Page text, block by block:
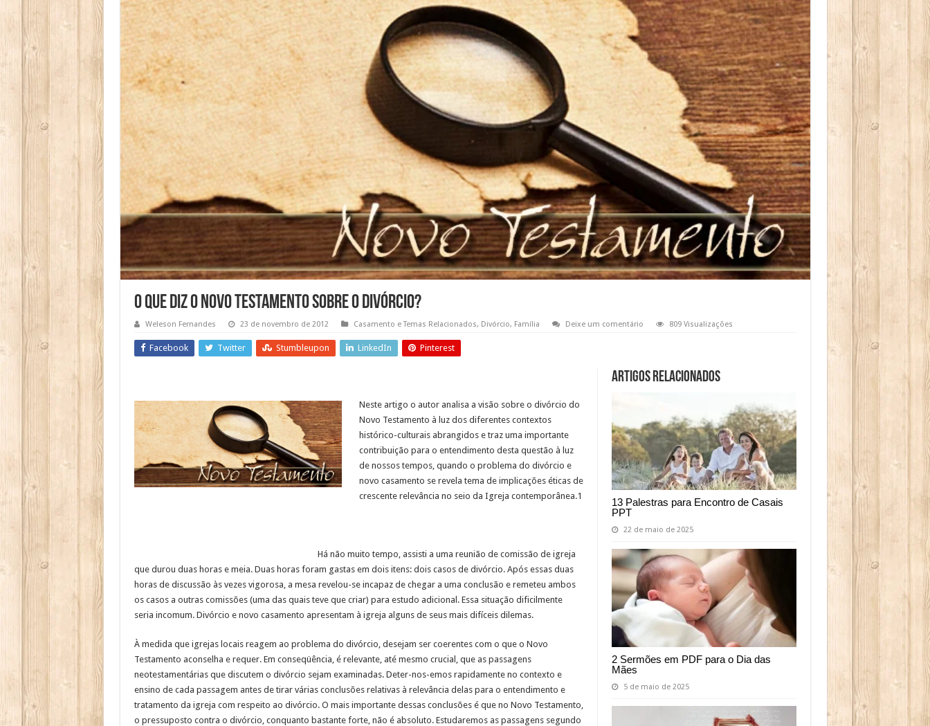
O Que Diz o Novo Testamento Sobre o Divórcio?
Weleson Fernandes 23 de novembro de 2012 Casamento e Temas Relacionados, Divórcio, Família Deixe um comentário 809 Visualizações
Facebook Twitter Stumbleupon LinkedIn Pinterest
Artigos relacionados
13 Palestras para Encontro de Casais
PPT
22 de maio de 2025
2 Sermões em PDF para o Dia das
Mães
5 de maio de 2025
Neste artigo o autor analisa a visão sobre o divórcio do
Novo Testamento à luz dos diferentes contextos
histórico-culturais abrangidos e traz uma importante
contribuição para o entendimento desta questão à luz
de nossos tempos, quando o problema do divórcio e
novo casamento se revela tema de implicações éticas de
crescente relevância no seio da Igreja contemporânea.1
Há não muito tempo, assisti a uma reunião de comissão de igreja
que durou duas horas e meia. Duas horas foram gastas em dois itens: dois casos de divórcio. Após essas duas
horas de discussão às vezes vigorosa, a mesa revelou-se incapaz de chegar a uma conclusão e remeteu ambos
os casos a outras comissões (uma das quais teve que criar) para estudo adicional. Essa situação dificilmente
seria incomum. Divórcio e novo casamento apresentam à igreja alguns de seus mais difíceis dilemas.
À medida que igrejas locais reagem ao problema do divórcio, desejam ser coerentes com o que o Novo
Testamento aconselha e requer. Em conseqüência, é relevante, até mesmo crucial, que as passagens
neotestamentárias que discutem o divórcio sejam examinadas. Deter-nos-emos rapidamente no contexto e
ensino de cada passagem antes de tirar várias conclusões relativas à relevância delas para o entendimento e
tratamento da igreja com respeito ao divórcio. O mais importante dessas conclusões é que no Novo Testamento,
o pressuposto contra o divórcio, conquanto bastante forte, não é absoluto. Estudaremos as passagens segundo